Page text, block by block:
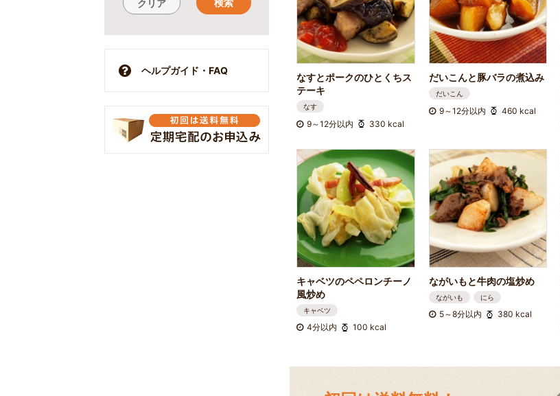
なすとポークのひとくちス
テーキ
なす
9～12分以内 330 kcal
だいこんと豚バラの煮込み
だいこん
9～12分以内 460 kcal
キャベツのペペロンチーノ
風炒め
キャベツ
4分以内 100 kcal
ながいもと牛肉の塩炒め
ながいも にら
5～8分以内 380 kcal
クリア 検索
ヘルプガイド・FAQ